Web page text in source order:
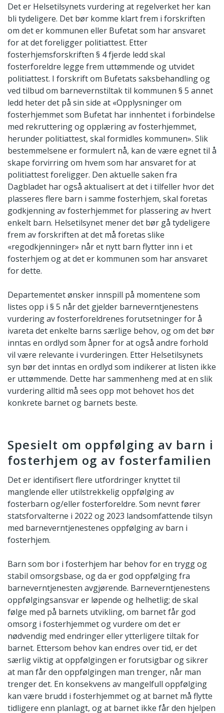
Det er Helsetilsynets vurdering at regelverket her kan
bli tydeligere. Det bør komme klart frem i forskriften
om det er kommunen eller Bufetat som har ansvaret
for at det foreligger politiattest. Etter
fosterhjemsforskriften § 4 fjerde ledd skal
fosterforeldre legge frem uttømmende og utvidet
politiattest. I forskrift om Bufetats saksbehandling og
ved tilbud om barnevernstiltak til kommunen § 5 annet
ledd heter det på sin side at «Opplysninger om
fosterhjemmet som Bufetat har innhentet i forbindelse
med rekruttering og opplæring av fosterhjemmet,
herunder politiattest, skal formidles kommunen». Slik
bestemmelsene er formulert nå, kan de være egnet til å
skape forvirring om hvem som har ansvaret for at
politiattest foreligger. Den aktuelle saken fra
Dagbladet har også aktualisert at det i tilfeller hvor det
plasseres flere barn i samme fosterhjem, skal foretas
godkjenning av fosterhjemmet for plassering av hvert
enkelt barn. Helsetilsynet mener det bør gå tydeligere
frem av forskriften at det må foretas slike
«regodkjenninger» når et nytt barn flytter inn i et
fosterhjem og at det er kommunen som har ansvaret
for dette.
Departementet ønsker innspill på momentene som
listes opp i § 5 når det gjelder barneverntjenestens
vurdering av fosterforeldrenes forutsetninger for å
ivareta det enkelte barns særlige behov, og om det bør
inntas en ordlyd som åpner for at også andre forhold
vil være relevante i vurderingen. Etter Helsetilsynets
syn bør det inntas en ordlyd som indikerer at listen ikke
er uttømmende. Dette har sammenheng med at en slik
vurdering alltid må sees opp mot behovet hos det
konkrete barnet og barnets beste.
Spesielt om oppfølging av barn i
fosterhjem og av fosterfamilien
Det er identifisert flere utfordringer knyttet til
manglende eller utilstrekkelig oppfølging av
fosterbarn og/eller fosterforeldre. Som nevnt fører
statsforvalterne i 2022 og 2023 landsomfattende tilsyn
med barneverntjenestenes oppfølging av barn i
fosterhjem.
Barn som bor i fosterhjem har behov for en trygg og
stabil omsorgsbase, og da er god oppfølging fra
barneverntjenesten avgjørende. Barneverntjenestens
oppfølgingsansvar er løpende og helhetlig; de skal
følge med på barnets utvikling, om barnet får god
omsorg i fosterhjemmet og vurdere om det er
nødvendig med endringer eller ytterligere tiltak for
barnet. Ettersom behov kan endres over tid, er det
særlig viktig at oppfølgingen er forutsigbar og sikrer
at man får den oppfølgingen man trenger, når man
trenger det. En konsekvens av mangelfull oppfølging
kan være brudd i fosterhjemmet og at barnet må flytte
tidligere enn planlagt, og at barnet ikke får den hjelpen